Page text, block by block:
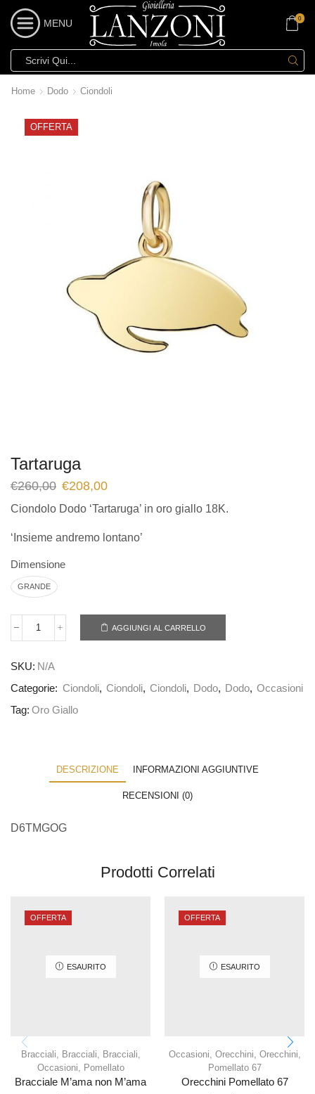
MENU 0
Home Dodo Ciondoli
OFFERTA
Tartaruga
€260,00 €208,00
Ciondolo Dodo ‘Tartaruga’ in oro giallo 18K.
‘Insieme andremo lontano’
Dimensione
GRANDE
AGGIUNGI AL CARRELLO
SKU: N/A
Categorie: Ciondoli, Ciondoli, Ciondoli, Dodo, Dodo, Occasioni
Tag: Oro Giallo
DESCRIZIONE INFORMAZIONI AGGIUNTIVE
RECENSIONI (0)
D6TMGOG
Prodotti Correlati
OFFERTA
ESAURITO
Bracciali, Bracciali, Bracciali,
Occasioni, Pomellato
Bracciale M’ama non M’ama
OFFERTA
ESAURITO
Occasioni, Orecchini, Orecchini,
Pomellato 67
Orecchini Pomellato 67